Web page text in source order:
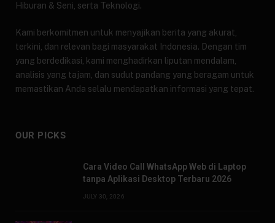
Hiburan & Seni, serta Teknologi.
Kami berkomitmen untuk menyajikan berita yang akurat,
terkini, dan relevan bagi masyarakat Indonesia. Dengan tim
yang berdedikasi, kami menghadirkan liputan mendalam,
analisis yang tajam, dan sudut pandang yang beragam untuk
memastikan Anda selalu mendapatkan informasi yang tepat.
OUR PICKS
Cara Video Call WhatsApp Web di Laptop
tanpa Aplikasi Desktop Terbaru 2026
JULY 30, 2026